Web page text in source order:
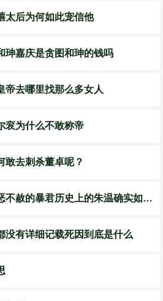
太后为何如此宠信他
珅嘉庆是贪图和珅的钱吗
帝去哪里找那么多女人
衮为什么不敢称帝
敢去刺杀董卓呢？
电视剧中朱温是一个十恶不赦的暴君历史上的朱温确实如此吗
没有详细记载死因到底是什么